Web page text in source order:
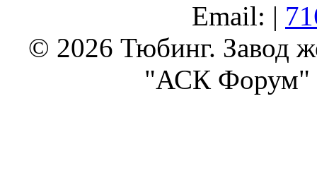
Email: |
© 2026 Тюбинг. Завод
"АСК Форум"